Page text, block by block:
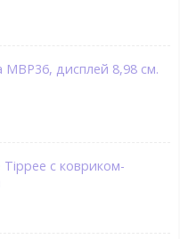
дисплей 8,98 см.
с ковриком-